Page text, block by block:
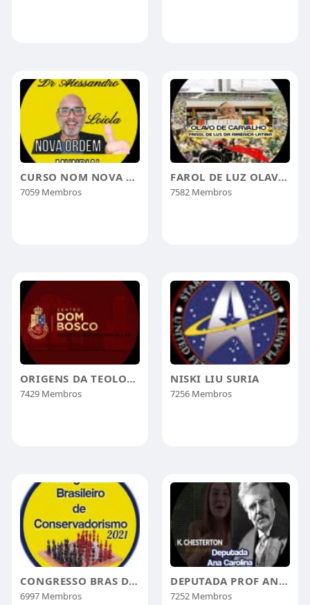
CURSO NOM NOVA ORDEM MUNDIAL
7059 Membros
FAROL DE LUZ OLAVO DE CARVALHO
7582 Membros
ORIGENS DA TEOLOGIA DALIBERTAÇÃO-BKÜSTER
7429 Membros
NISKI LIU SURIA
7256 Membros
CONGRESSO BRAS DE CONSERVADORISMO
6997 Membros
DEPUTADA PROF ANA CAMPAGNOLO
7252 Membros